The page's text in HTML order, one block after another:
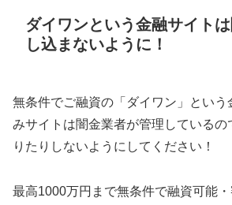
ダイワンという金融サイト
し込まないように！
無条件でご融資の「ダイワン」という
みサイトは闇金業者が管理しているの
りたりしないようにしてください！
最高1000万円まで無条件で融資可能